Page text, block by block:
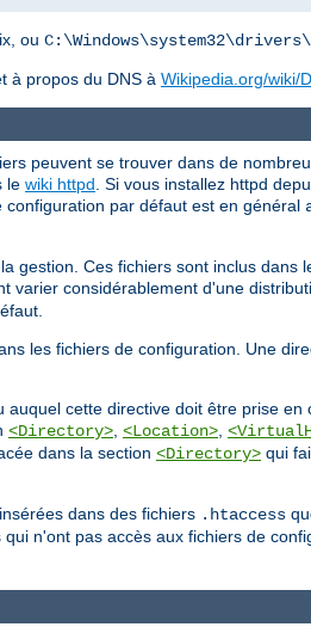
ou
à propos du DNS à Wikipedia.org/wiki/
peuvent se trouver dans de
le wiki httpd. Si vous installez httpd
configuration par défaut est en général
gestion. Ces fichiers sont inclus dans
varier considérablement d'une
les fichiers de configuration. Une
auquel cette directive doit être prise en
<Directory>, <Location>,
dans la section <Directory> qui
dans des fichiers .htaccess
n'ont pas accès aux fichiers de